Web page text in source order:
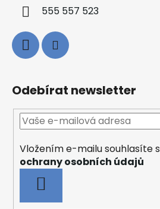
555 557 523
Odebírat newsletter
Vložením e-mailu souhlasíte s
ochrany osobních údajů
SE